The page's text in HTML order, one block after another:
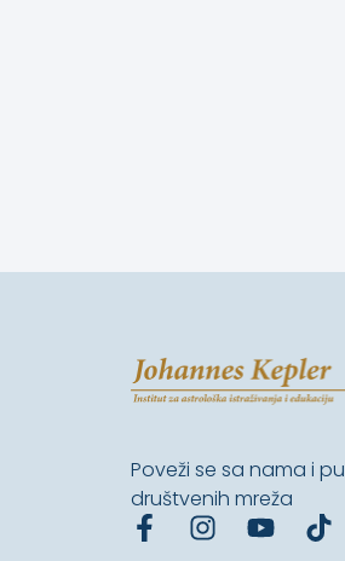
Poveži se sa nama i
društvenih mreža